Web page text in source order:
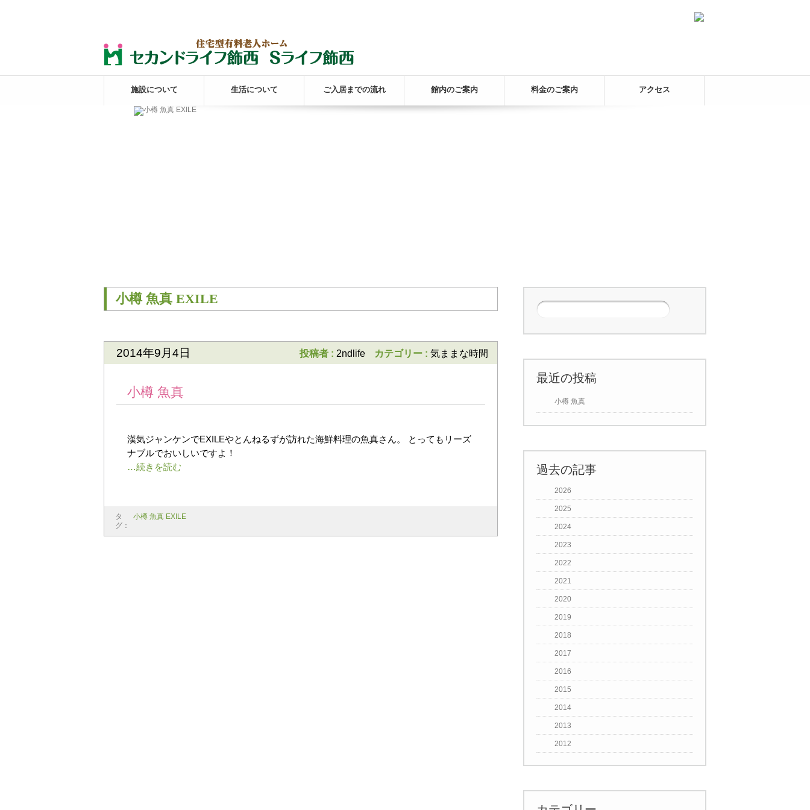
施設について 生活について ご入居までの流れ 館内のご案内 料金のご案内 アクセス
小樽 魚真 EXILE
2014年9月4日 投稿者 : 2ndlife カテゴリー : 気ままな時間
小樽 魚真
漢気ジャンケンでEXILEやとんねるずが訪れた海鮮料理の魚真さん。 とってもリーズ
ナブルでおいしいですよ！
タ
グ：
小樽 魚真 EXILE
最近の投稿
小樽 魚真
過去の記事
2026
2025
2024
2023
2022
2021
2020
2019
2018
2017
2016
2015
2014
2013
2012